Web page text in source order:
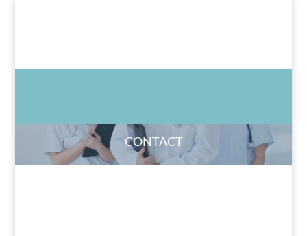
CONTACT